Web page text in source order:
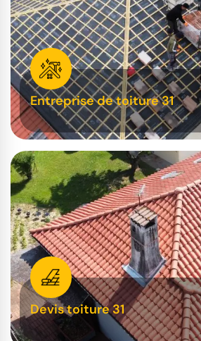
Entreprise de toiture 31
Devis toiture 31